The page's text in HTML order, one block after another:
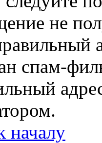
не
спам-
началу